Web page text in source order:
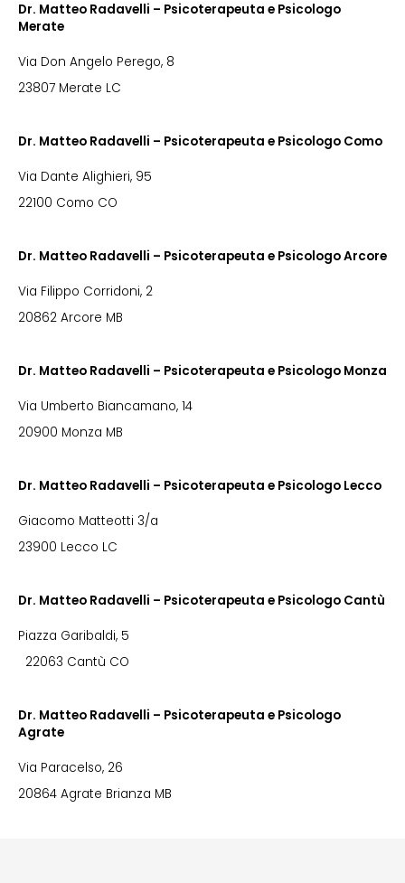
Dr. Matteo Radavelli – Psicoterapeuta e Psicologo
Merate
Via Don Angelo Perego, 8
23807 Merate LC
Dr. Matteo Radavelli – Psicoterapeuta e Psicologo Como
Via Dante Alighieri, 95
22100 Como CO
Dr. Matteo Radavelli – Psicoterapeuta e Psicologo Arcore
Via Filippo Corridoni, 2
20862 Arcore MB
Dr. Matteo Radavelli – Psicoterapeuta e Psicologo Monza
Via Umberto Biancamano, 14
20900 Monza MB
Dr. Matteo Radavelli – Psicoterapeuta e Psicologo Lecco
Giacomo Matteotti 3/a
23900 Lecco LC
Dr. Matteo Radavelli – Psicoterapeuta e Psicologo Cantù
Piazza Garibaldi, 5
22063 Cantù CO
Dr. Matteo Radavelli – Psicoterapeuta e Psicologo
Agrate
Via Paracelso, 26
20864 Agrate Brianza MB